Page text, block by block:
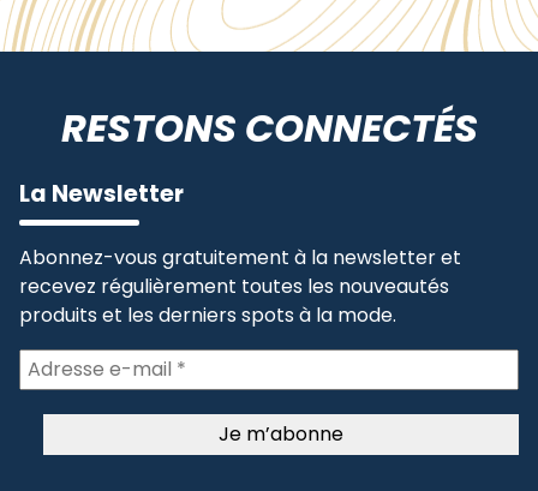
RESTONS CONNECTÉS
La Newsletter
Abonnez-vous gratuitement à la newsletter et
recevez régulièrement toutes les nouveautés
produits et les derniers spots à la mode.